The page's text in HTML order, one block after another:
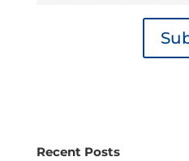
Recent Posts